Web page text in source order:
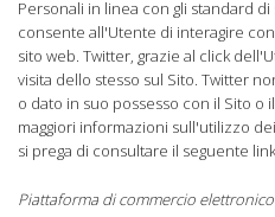
Personali in linea con gli standard
consente all'Utente di interagire
sito web. Twitter, grazie al click
visita dello stesso sul Sito. Twitter
o dato in suo possesso con il Sito o
maggiori informazioni sull'utilizzo
si prega di consultare il seguente
Piattaforma di commercio